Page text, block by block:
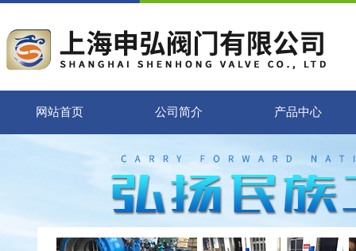
网站首页 公司简介 产品中心